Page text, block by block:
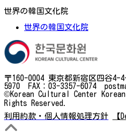
世界の韓国文化院
世界の韓国文化院
〒160-0004 東京都新宿区四谷4-
5970 FAX：03-3357-6074
©Korean Cultural Center
Rights Reserved.
利用約款・個人情報処理方針
【